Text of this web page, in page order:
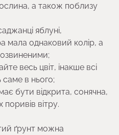
а також поблизу
яблуні,
мала однаковий колір, а
весь цвіт, інакше всі
в нього;
бути відкрита, сонячна,
вітру.
ґрунт можна